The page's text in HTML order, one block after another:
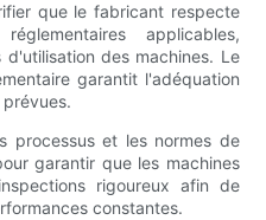
que le fabricant respecte
applicables,
des machines. Le
garantit l'adéquation
processus et les normes de
garantir que les machines
rigoureux afin de
constantes.